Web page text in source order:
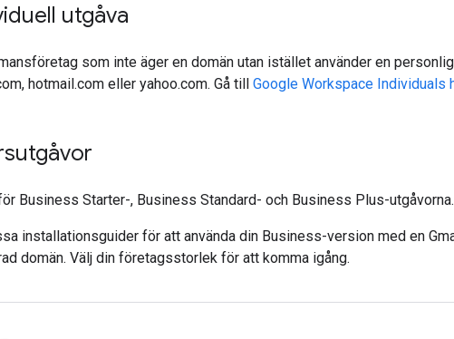
utgåva
som inte äger en domän utan istället använder en
hotmail.com eller yahoo.com. Gå till Google Workspace Individuals
Business Starter-, Business Standard- och Business Plus-utgåvorna.
installationsguider för att använda din Business-version med en
domän. Välj din företagsstorlek för att komma igång.